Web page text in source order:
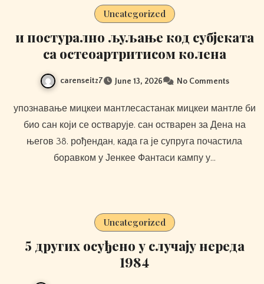
Uncategorized
и постурално љуљање код субјеката
са остеоартритисом колена
carenseitz7 June 13, 2026 No Comments
упознавање мицкеи мантлесастанак мицкеи мантле би
био сан који се остварује. сан остварен за Дена на
његов 38. рођендан, када га је супруга почастила
боравком у Јенкее Фантаси кампу у…
Uncategorized
5 других осуђено у случају нереда
1984